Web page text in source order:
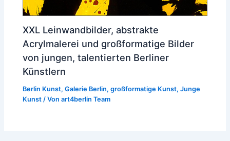
XXL Leinwandbilder, abstrakte
Acrylmalerei und großformatige Bilder
von jungen, talentierten Berliner
Künstlern
Berlin Kunst,Galerie Berlin,großformatige Kunst,Junge
Kunst / Vonart4berlin Team